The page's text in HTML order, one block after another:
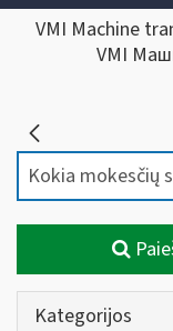
VMI Machine
VMI
Kategorijos